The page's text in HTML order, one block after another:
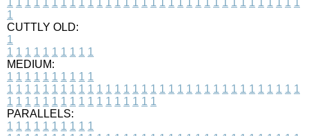
1
CUTTLY OLD:
1
1 1 1 1 1 1 1 1 1 1
MEDIUM:
1 1 1 1 1 1 1 1 1 1
1 1 1 1 1 1 1 1 1 1 1 1 1 1 1 1 1 1 1 1 1 1 1 1 1 1 1 1 1 1 1 1 1
1 1 1 1 1 1 1 1 1 1 1 1 1 1 1 1 1
PARALLELS:
1 1 1 1 1 1 1 1 1 1